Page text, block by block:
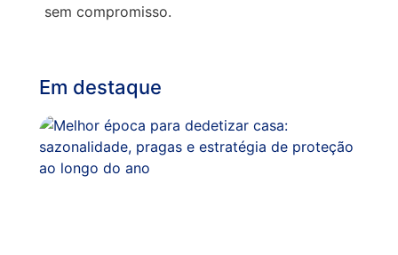
sem compromisso.
Em destaque